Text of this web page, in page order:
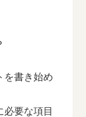
を書き始め
要な項目